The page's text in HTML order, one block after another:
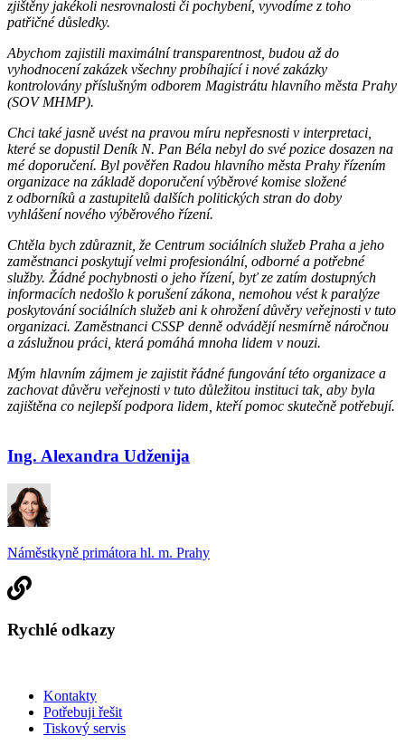
zjištěny jakékoli nesrovnalosti či pochybení, vyvodíme z toho
patřičné důsledky.
Abychom zajistili maximální transparentnost, budou až do
vyhodnocení zakázek všechny probíhající i nové zakázky
kontrolovány příslušným odborem Magistrátu hlavního města Prahy
(SOV MHMP).
Chci také jasně uvést na pravou míru nepřesnosti v interpretaci,
které se dopustil Deník N. Pan Béla nebyl do své pozice dosazen na
mé doporučení. Byl pověřen Radou hlavního města Prahy řízením
organizace na základě doporučení výběrové komise složené
z odborníků a zastupitelů dalších politických stran do doby
vyhlášení nového výběrového řízení.
Chtěla bych zdůraznit, že Centrum sociálních služeb Praha a jeho
zaměstnanci poskytují velmi profesionální, odborné a potřebné
služby. Žádné pochybnosti o jeho řízení, byť ze zatím dostupných
informacích nedošlo k porušení zákona, nemohou vést k paralýze
poskytování sociálních služeb ani k ohrožení důvěry veřejnosti v tuto
organizaci. Zaměstnanci CSSP denně odvádějí nesmírně náročnou
a záslužnou práci, která pomáhá mnoha lidem v nouzi.
Mým hlavním zájmem je zajistit řádné fungování této organizace a
zachovat důvěru veřejnosti v tuto důležitou instituci tak, aby byla
zajištěna co nejlepší podpora lidem, kteří pomoc skutečně potřebují.
Ing. Alexandra Udženija
Náměstkyně primátora hl. m. Prahy
Rychlé odkazy
Kontakty
Potřebuji řešit
Tiskový servis